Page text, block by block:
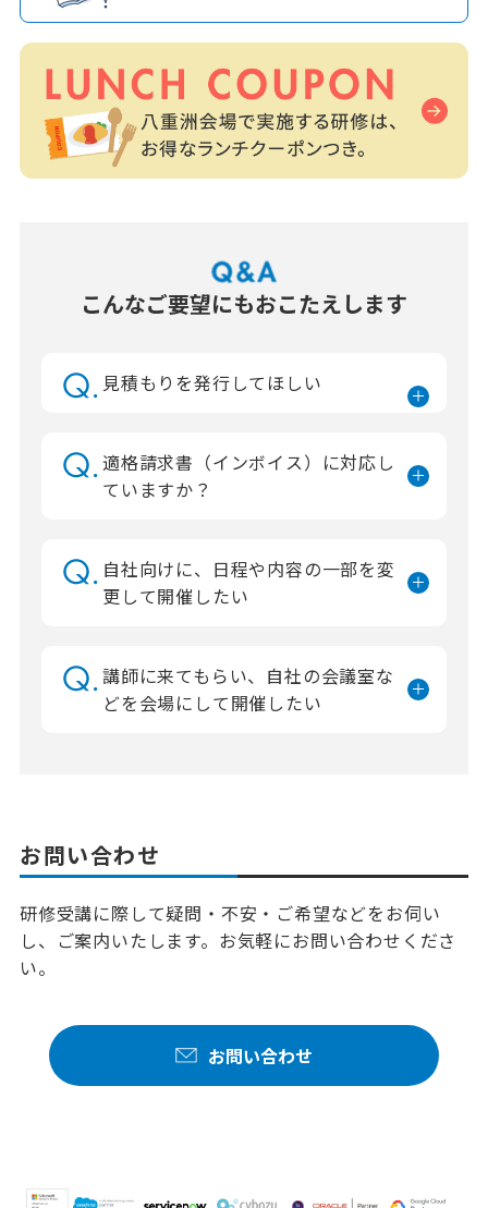
こんなご要望にもおこたえします
見積もりを発行してほしい
適格請求書（インボイス）に対応し
ていますか？
自社向けに、日程や内容の一部を変
更して開催したい
講師に来てもらい、自社の会議室な
どを会場にして開催したい
お問い合わせ
研修受講に際して疑問・不安・ご希望などをお伺い
し、ご案内いたします。お気軽にお問い合わせくださ
い。
お問い合わせ